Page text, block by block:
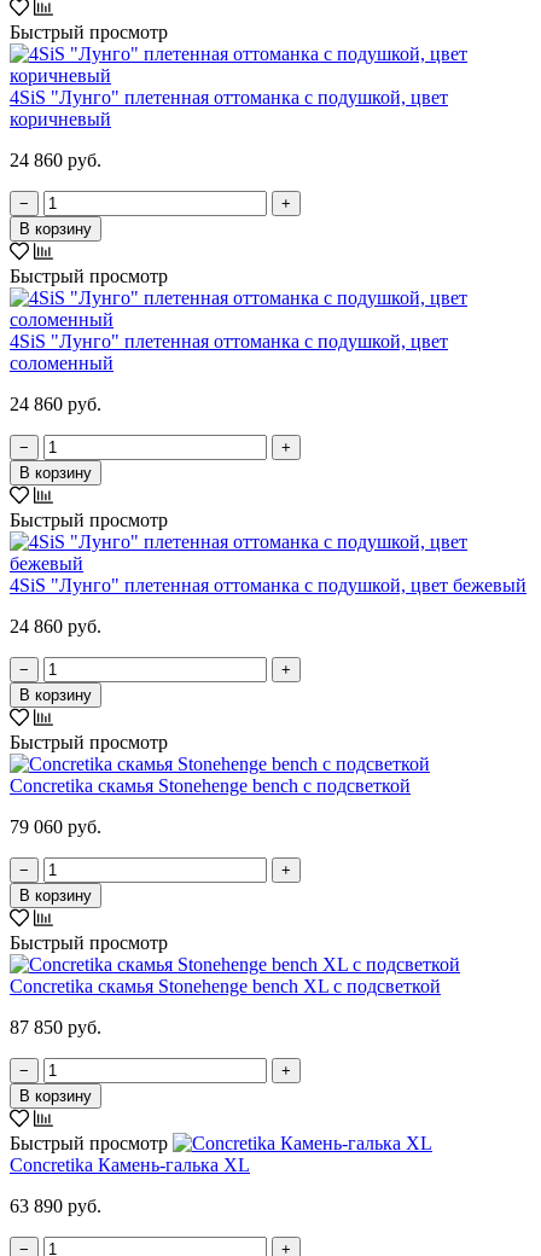
Быстрый просмотр
4SiS "Лунго" плетенная оттоманка с подушкой, цвет
коричневый
24 860 руб.
−
+
В корзину
Быстрый просмотр
4SiS "Лунго" плетенная оттоманка с подушкой, цвет
соломенный
24 860 руб.
−
+
В корзину
Быстрый просмотр
4SiS "Лунго" плетенная оттоманка с подушкой, цвет бежевый
24 860 руб.
−
+
В корзину
Быстрый просмотр
Concretika скамья Stonehenge bench с подсветкой
79 060 руб.
−
+
В корзину
Быстрый просмотр
Concretika скамья Stonehenge bench XL с подсветкой
87 850 руб.
−
+
В корзину
Быстрый просмотр
Concretika Камень-галька XL
63 890 руб.
− +